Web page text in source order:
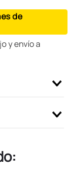
de
y envío a